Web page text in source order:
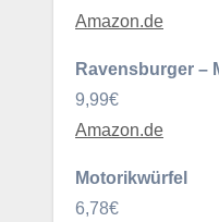
Amazon.de
Ravensburger –
9,99€
Amazon.de
Motorikwürfel
6,78€